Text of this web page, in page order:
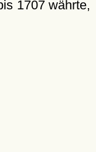
1707 währte,